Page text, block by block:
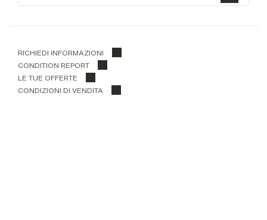
RICHIEDI INFORMAZIONI
CONDITION REPORT
LE TUE OFFERTE
CONDIZIONI DI VENDITA